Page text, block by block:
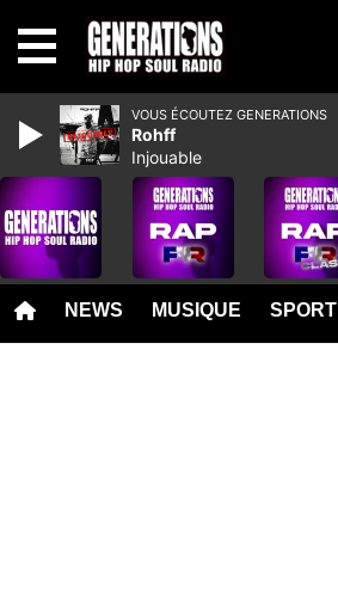
NEWS MUSIQUE SPORT
VOUS ÉCOUTEZ GENERATIONS
Rohff
Injouable